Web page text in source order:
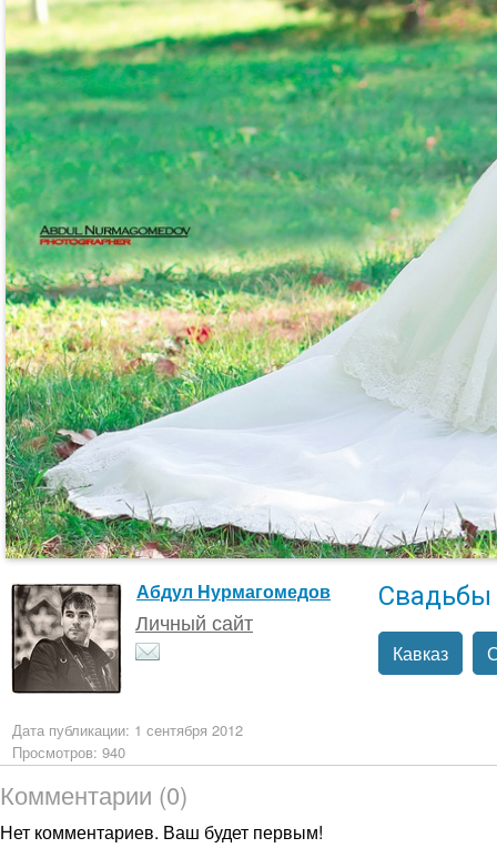
Абдул Нурмагомедов
Личный сайт
Свадьбы
Кавказ
Дата публикации: 1 сентября 2012
Просмотров: 940
Комментарии (0)
Нет комментариев. Ваш будет первым!